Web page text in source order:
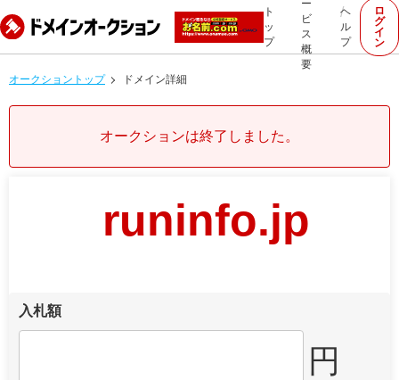
ト
ッ
プ
ー
ビ
ス
概
要
ヘ
ル
プ
ロ
グ
イ
ン
オークショントップ ドメイン詳細
オークションは終了しました。
runinfo.jp
入札額
円